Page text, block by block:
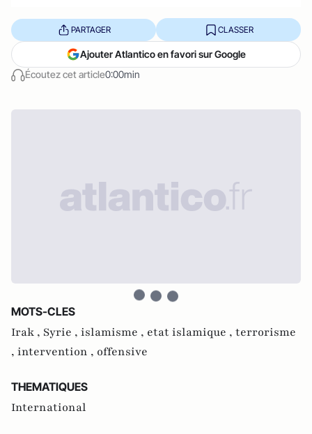
Écoutez cet article0:00min
PARTAGER CLASSER
Ajouter Atlantico en favori sur Google
MOTS-CLES
Irak , Syrie , islamisme , etat islamique , terrorisme
, intervention , offensive
THEMATIQUES
International